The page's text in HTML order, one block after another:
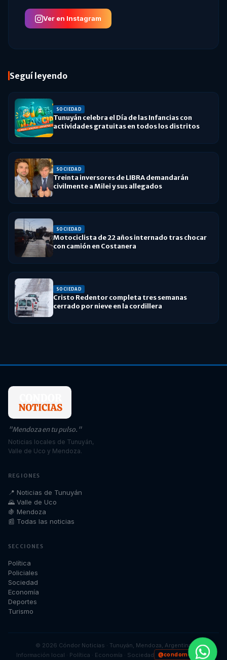
Ver en Instagram
Seguí leyendo
SOCIEDAD
Tunuyán celebra el Día de las Infancias con
actividades gratuitas en todos los distritos
SOCIEDAD
Treinta inversores de LIBRA demandarán
civilmente a Milei y sus allegados
SOCIEDAD
Motociclista de 22 años internado tras chocar
con camión en Costanera
SOCIEDAD
Cristo Redentor completa tres semanas
cerrado por nieve en la cordillera
"Mendoza en tu pulso."
Noticias locales de Tunuyán,
Valle de Uco y Mendoza.
REGIONES
📍 Noticias de Tunuyán
🌄 Valle de Uco
🍇 Mendoza
📰 Todas las noticias
SECCIONES
Política
Policiales
Sociedad
Economía
Deportes
Turismo
© 2026 Cóndor Noticias · Tunuyán, Mendoza, Argentina
Información local · Política · Economía · Sociedad
@condornoticias